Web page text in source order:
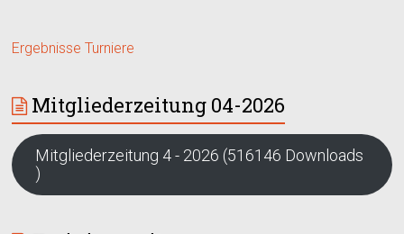
Ergebnisse Turniere
Mitgliederzeitung 04-2026
Mitgliederzeitung 4 - 2026 (516146 Downloads
)